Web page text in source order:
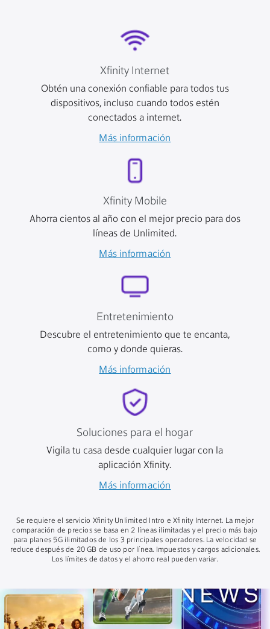
Xfinity Internet
Obtén una conexión confiable para todos tus
dispositivos, incluso cuando todos estén
conectados a internet.
Más información
Xfinity Mobile
Ahorra cientos al año con el mejor precio para dos
líneas de Unlimited.
Más información
Entretenimiento
Descubre el entretenimiento que te encanta,
como y donde quieras.
Más información
Soluciones para el hogar
Vigila tu casa desde cualquier lugar con la
aplicación Xfinity.
Más información
Se requiere el servicio Xfinity Unlimited Intro e Xfinity Internet. La mejor
comparación de precios se basa en 2 líneas ilimitadas y el precio más bajo
para planes 5G ilimitados de los 3 principales operadores. La velocidad se
reduce después de 20 GB de uso por línea. Impuestos y cargos adicionales.
Los límites de datos y el ahorro real pueden variar.